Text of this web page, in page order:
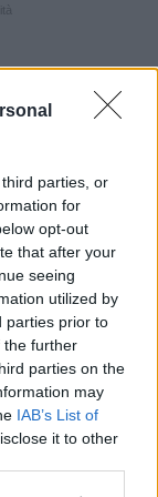
parties, or
for
opt-out
that after your
seeing
utilized by
parties prior to
the further
parties on the
may
IAB’s List of
it to other
ROSATO